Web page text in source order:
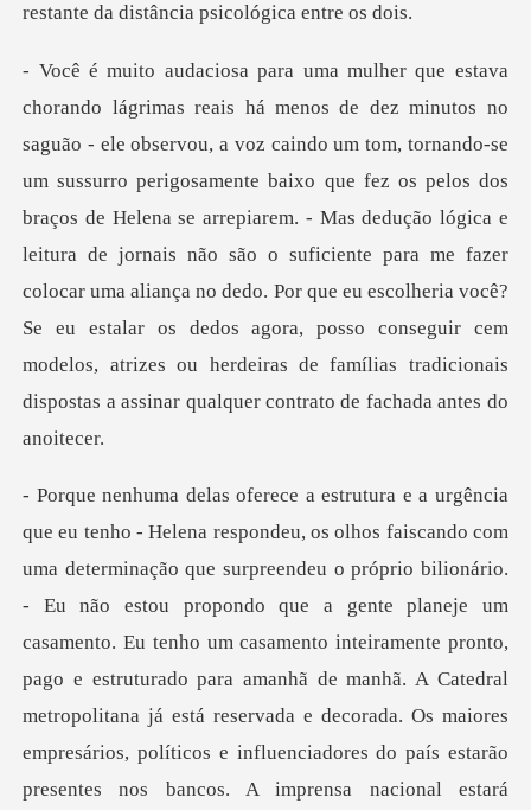
e baixo que fez os pelos dos
braços de Helena se arrepiarem. - Mas dedução lógica e
leitura de jornais não são o suficiente para me fazer
colocar uma aliança no dedo. Por que eu escolh
ronto,
pago e estruturado para amanhã de manhã. A Catedral
metropolitana já está reservada e decorada. Os maiores
empresários, políticos e influenciadores do país estarão
presentes nos bancos. A imprensa nacional estará